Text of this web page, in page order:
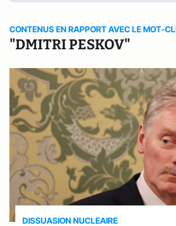
CONTENUS EN RAPPORT AVEC LE MOT-
"DMITRI PESKOV"
DISSUASION NUCLEAIRE